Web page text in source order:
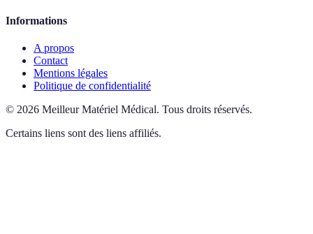
Informations
A propos
Contact
Mentions légales
Politique de confidentialité
© 2026 Meilleur Matériel Médical. Tous droits réservés.
Certains liens sont des liens affiliés.